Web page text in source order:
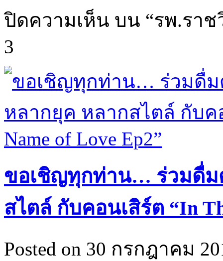
ปิดความเห็น บน “รพ.รา
3
ขอเชิญทุกท่าน… ร่วมดื่ม
สไตล์ กับคอนเสิร์ต “In
Posted on 30 กรกฎาคม